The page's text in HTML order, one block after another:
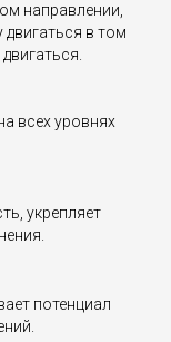
направлении,
в том
всех уровнях
укрепляет
потенциал